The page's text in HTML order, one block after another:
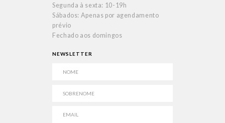
Segunda à sexta: 10-19h
Sábados: Apenas por agendamento
prévio
Fechado aos domingos
NEWSLETTER